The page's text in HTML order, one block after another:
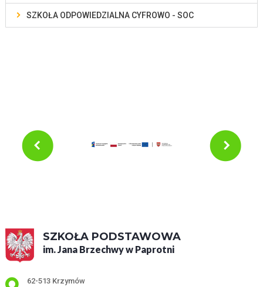
SZKOŁA ODPOWIEDZIALNA CYFROWO - SOC
SZKOŁA PODSTAWOWA
im. Jana Brzechwy w Paprotni
Adres pocztowy:
62-513 Krzymów